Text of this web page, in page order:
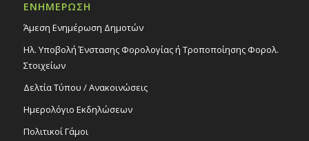
ΕΝΗΜΕΡΩΣΗ
Άμεση Ενημέρωση Δημοτών
Ηλ. Υποβολή Ένστασης Φορολογίας ή Τροποποίησης Φορολ.
Στοιχείων
Δελτία Τύπου / Ανακοινώσεις
Ημερολόγιο Εκδηλώσεων
Πολιτικοί Γάμοι